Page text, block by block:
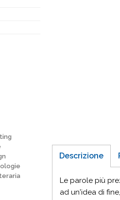
Descrizione
Le parole più
ad un'idea di